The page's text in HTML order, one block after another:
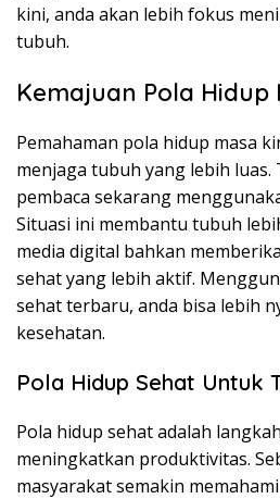
kini, anda akan lebih fokus
tubuh.
Kemajuan Pola Hidup
Pemahaman pola hidup masa
menjaga tubuh yang lebih luas.
pembaca sekarang
Situasi ini membantu tubuh
media digital bahkan
sehat yang lebih aktif.
sehat terbaru, anda bisa lebih
kesehatan.
Pola Hidup Sehat Untuk
Pola hidup sehat adalah
meningkatkan produktivitas.
masyarakat semakin